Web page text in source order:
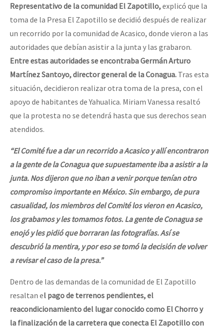
Representativo de la comunidad El Zapotillo,explicó que la
toma de la Presa El Zapotillo se decidió después de realizar
un recorrido por la comunidad de Acasico, donde vieron a las
autoridades que debían asistir a la junta y las grabaron.
Entre estas autoridades se encontraba Germán Arturo
Martínez Santoyo, director general de la Conagua. Tras esta
situación, decidieron realizar otra toma de la presa, con el
apoyo de habitantes de Yahualica. Miriam Vanessa resaltó
que la protesta no se detendrá hasta que sus derechos sean
atendidos.
“El Comité fue a dar un recorrido a Acasico y allí encontraron
a la gente de la Conagua que supuestamente iba a asistir a la
junta. Nos dijeron que no iban a venir porque tenían otro
compromiso importante en México. Sin embargo, de pura
casualidad, los miembros del Comité los vieron en Acasico,
los grabamos y les tomamos fotos. La gente de Conagua se
enojó y les pidió que borraran las fotografías. Así se
descubrió la mentira, y por eso se tomó la decisión de volver
a revisar el caso de la presa.”
Dentro de las demandas de la comunidad de El Zapotillo
resaltan el pago de terrenos pendientes, el
reacondicionamiento del lugar conocido como El Chorro y
la finalización de la carretera que conecta El Zapotillo con